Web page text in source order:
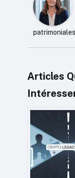
Articles